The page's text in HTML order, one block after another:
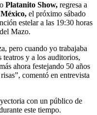
Platanito Show, regresa a
el próximo sábado
estelar a las 19:30 horas
Mazo.
pero cuando yo trabajaba
teatros y a los auditorios,
ahora festejando 50 años
comentó en entrevista
con un público de
este tiempo.